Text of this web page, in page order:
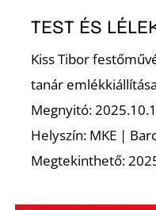
TEST ÉS
Kiss Tibor
tanár emlékkiállítása
Megnyitó:
Helyszín: MKE |
Megtekinthető: